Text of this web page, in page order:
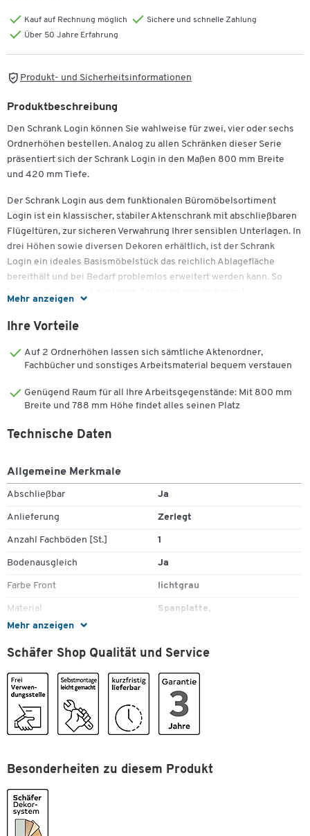
Kauf auf Rechnung möglich
Sichere und schnelle Zahlung
Über 50 Jahre Erfahrung
Produkt- und Sicherheitsinformationen
Mehr anzeigen
Produktbeschreibung
Den Schrank Login können Sie wahlweise für zwei, vier oder sechs
Ordnerhöhen bestellen. Analog zu allen Schränken dieser Serie
präsentiert sich der Schrank Login in den Maßen 800 mm Breite
und 420 mm Tiefe.
Der Schrank Login aus dem funktionalen Büromöbelsortiment
Login ist ein klassischer, stabiler Aktenschrank mit abschließbaren
Flügeltüren, zur sicheren Verwahrung Ihrer sensiblen Unterlagen. In
drei Höhen sowie diversen Dekoren erhältlich, ist der Schrank
Login ein ideales Basismöbelstück das reichlich Ablagefläche
bereithält und bei Bedarf problemlos erweitert werden kann. So
können Sie die zwei niedrigen Schränke wunderbar mit
Stauraum nach Ihren Bedürfnissen zu schaffen.
Durch zusätzliche Schränke und Regale erweitert, lassen sich mit
dem Schrank Login sogar komplexe Schrankwände kreieren, die
über 18 mm starke Rückwände verfügt.
Feste Rückwand zur freistehenden Nutzung
Dreischichtplatten
Bestandteil des umfangreichen Büromöbelprogramms Login
Maße: B 800 x T 420 mm
H 788 mm (2 OH)
1514 mm (4 OH)
2240 mm (6 OH)
angegebene Höhe inklusive 44 mm Fußgleiter
Ihre Vorteile
Auf 2 Ordnerhöhen lassen sich sämtliche Aktenordner,
Fachbücher und sonstiges Arbeitsmaterial bequem verstauen
Genügend Raum für all Ihre Arbeitsgegenstände: Mit 800 mm
Breite und 788 mm Höhe findet alles seinen Platz
Mehr anzeigen
Technische Daten
Allgemeine Merkmale
Abschließbar Ja
Anlieferung Zerlegt
Anzahl Fachböden [St.] 1
Bodenausgleich Ja
Farbe Front lichtgrau
Material
Spanplatte,
Material Türen
Spanplatte, Spanplatte,
Ordnerhöhe [OH] 2
SCHÄFER Dekorsystem
Sichtrückwand Ja
Farbe
Farbe Korpus
Schäfer Shop Qualität und Service
Besonderheiten zu diesem Produkt